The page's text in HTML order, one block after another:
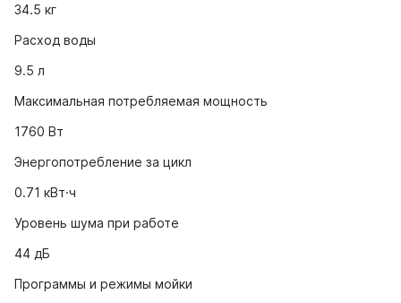
34.5 кг
Расход воды
9.5 л
Максимальная потребляемая мощность
1760 Вт
Энергопотребление за цикл
0.71 кВт·ч
Уровень шума при работе
44 дБ
Программы и режимы мойки